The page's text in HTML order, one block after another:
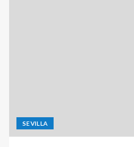
SEVILLA